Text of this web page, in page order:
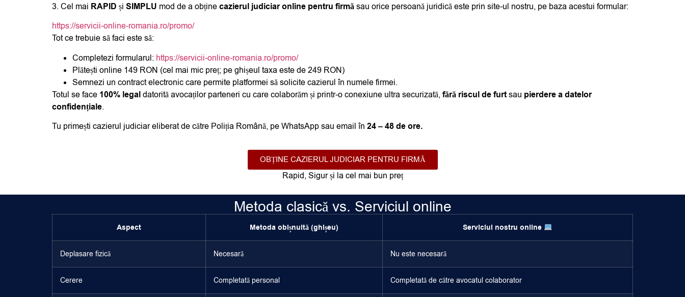
3. Cel mai RAPID și SIMPLU mod de a obținecazierul judiciar online pentru firmăsau orice persoană juridică este prin site-ul nostru, pe baza acestui formular:
https://servicii-online-romania.ro/promo/
Tot ce trebuie să faci este să:
Completezi formularul: https://servicii-online-romania.ro/promo/
Plătești online 149 RON (cel mai mic preț; pe ghișeul taxa este de 249 RON)
Semnezi un contract electronic care permite platformei să solicite cazierul în numele firmei.
Totul se face 100% legaldatorită avocaților parteneri cu care colaborăm și printr-o conexiune ultra securizată, fără riscul de furtsau pierdere a datelor
confidențiale.
Tu primești cazierul judiciar eliberat de către Poliția Română, pe WhatsAppsau email în 24 – 48 de ore.
OBȚINE CAZIERUL JUDICIAR PENTRU FIRMĂ
Rapid, Sigur și la cel mai bun preț
Metoda clasică vs. Serviciul online
Aspect Metoda obișnuită (ghișeu) Serviciul nostru online
Deplasare fizică Necesară Nu este necesară
Cerere Completată personal Completată de către avocatul colaborator